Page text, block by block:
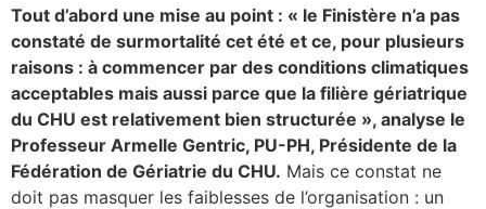
CONNECTÉ
d’info
Tout d’abord une mise au point : « le Finistère n’a pas
constaté de surmortalité cet été et ce, pour plusieurs
raisons : à commencer par des conditions climatiques
acceptables mais aussi parce que la filière gériatrique
du CHU est relativement bien structurée », analyse le
Professeur Armelle Gentric, PU-PH, Présidente de la
Fédération de Gériatrie du CHU. Mais ce constat ne
doit pas masquer les faiblesses de l’organisation : un